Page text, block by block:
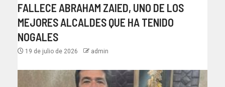
FALLECE ABRAHAM ZAIED, UNO DE LOS
MEJORES ALCALDES QUE HA TENIDO
NOGALES
19 de julio de 2026 admin